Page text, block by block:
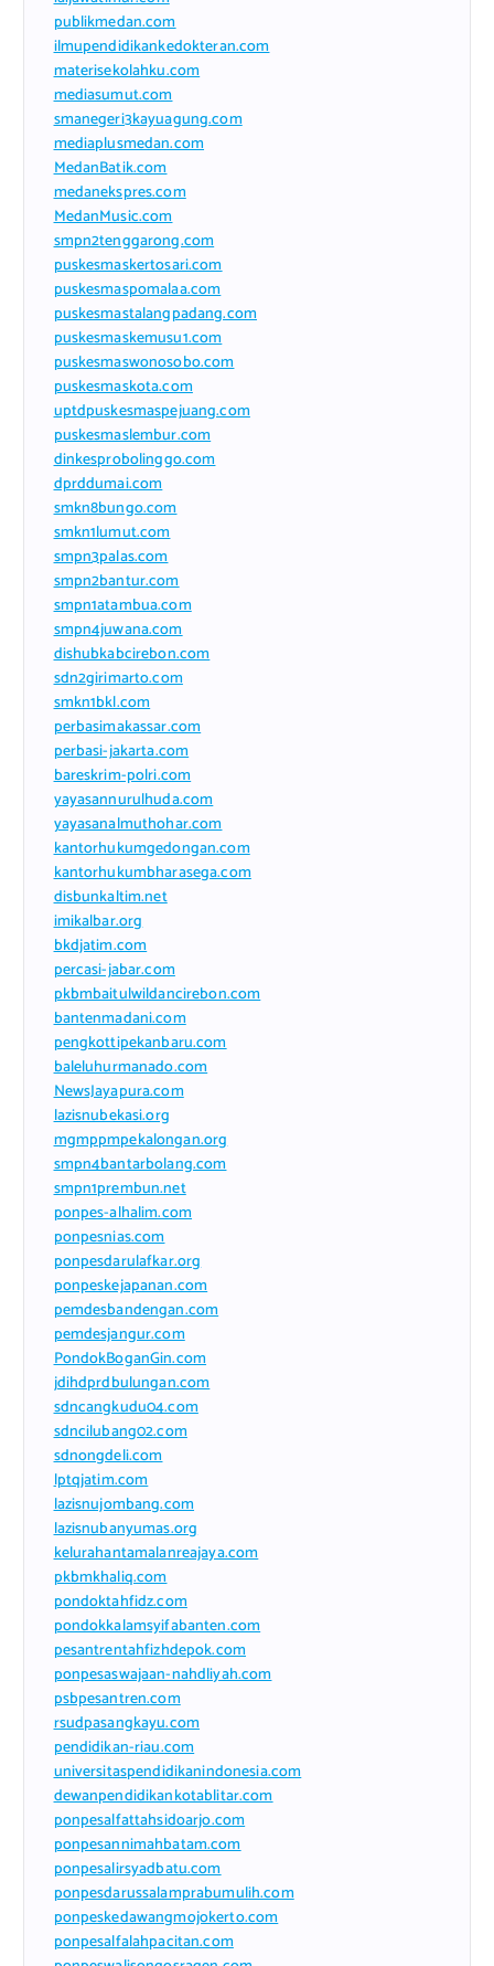
publikmedan.com
ilmupendidikankedokteran.com
materisekolahku.com
mediasumut.com
smanegeri3kayuagung.com
mediaplusmedan.com
MedanBatik.com
medanekspres.com
MedanMusic.com
smpn2tenggarong.com
puskesmaskertosari.com
puskesmaspomalaa.com
puskesmastalangpadang.com
puskesmaskemusu1.com
puskesmaswonosobo.com
puskesmaskota.com
uptdpuskesmaspejuang.com
puskesmaslembur.com
dinkesprobolinggo.com
dprddumai.com
smkn8bungo.com
smkn1lumut.com
smpn3palas.com
smpn2bantur.com
smpn1atambua.com
smpn4juwana.com
dishubkabcirebon.com
sdn2girimarto.com
smkn1bkl.com
perbasimakassar.com
perbasi-jakarta.com
bareskrim-polri.com
yayasannurulhuda.com
yayasanalmuthohar.com
kantorhukumgedongan.com
kantorhukumbharasega.com
disbunkaltim.net
imikalbar.org
bkdjatim.com
percasi-jabar.com
pkbmbaitulwildancirebon.com
bantenmadani.com
pengkottipekanbaru.com
baleluhurmanado.com
NewsJayapura.com
lazisnubekasi.org
mgmppmpekalongan.org
smpn4bantarbolang.com
smpn1prembun.net
ponpes-alhalim.com
ponpesnias.com
ponpesdarulafkar.org
ponpeskejapanan.com
pemdesbandengan.com
pemdesjangur.com
PondokBoganGin.com
jdihdprdbulungan.com
sdncangkudu04.com
sdncilubang02.com
sdnongdeli.com
lptqjatim.com
lazisnujombang.com
lazisnubanyumas.org
kelurahantamalanreajaya.com
pkbmkhaliq.com
pondoktahfidz.com
pondokkalamsyifabanten.com
pesantrentahfizhdepok.com
ponpesaswajaan-nahdliyah.com
psbpesantren.com
rsudpasangkayu.com
pendidikan-riau.com
universitaspendidikanindonesia.com
dewanpendidikankotablitar.com
ponpesalfattahsidoarjo.com
ponpesannimahbatam.com
ponpesalirsyadbatu.com
ponpesdarussalamprabumulih.com
ponpeskedawangmojokerto.com
ponpesalfalahpacitan.com